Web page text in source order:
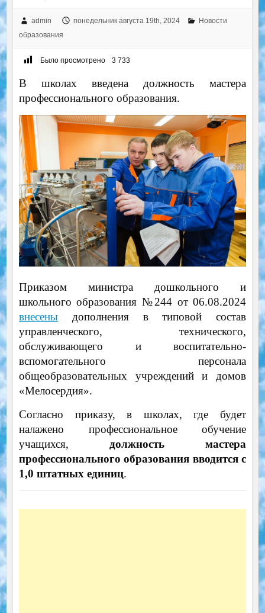
admin понедельник августа 19th, 2024
Новости
образования
Было просмотрено 3 733
В школах введена должность мастера
профессионального образования.
Приказом министра дошкольного и
школьного образования №244 от 06.08.2024
внесеныдополнения в типовой состав
управленческого, технического,
обслуживающего и воспитательно-
вспомогательного персонала
общеобразовательных учреждений и домов
«Мелосердия».
Согласно приказу, в школах, где будет
налажено профессиональное обучение
учащихся, должность мастера
профессионального образования вводится с
1,0 штатных единиц.